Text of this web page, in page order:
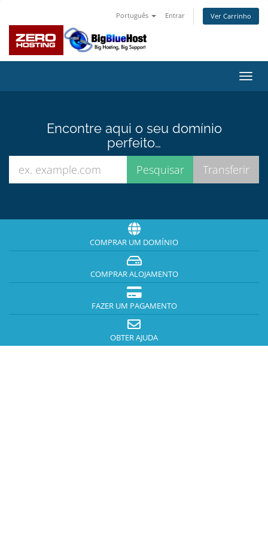
Português Entrar Ver Carrinho
Encontre aqui o seu domínio
perfeito…
COMPRAR UM DOMÍNIO
COMPRAR ALOJAMENTO
FAZER UM PAGAMENTO
OBTER AJUDA